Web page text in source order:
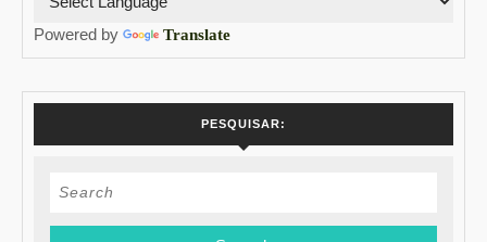
Powered by Translate
PESQUISAR:
Search